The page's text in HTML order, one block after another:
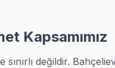
Kapsamımız
değildir.